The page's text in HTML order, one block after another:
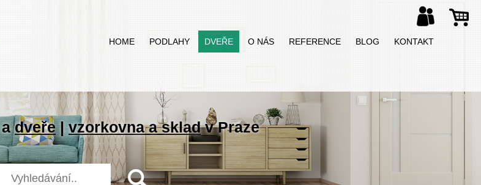
HOME PODLAHY DVEŘE O NÁS REFERENCE BLOG KONTAKT
adveře|vzorkovna a skladv Praze